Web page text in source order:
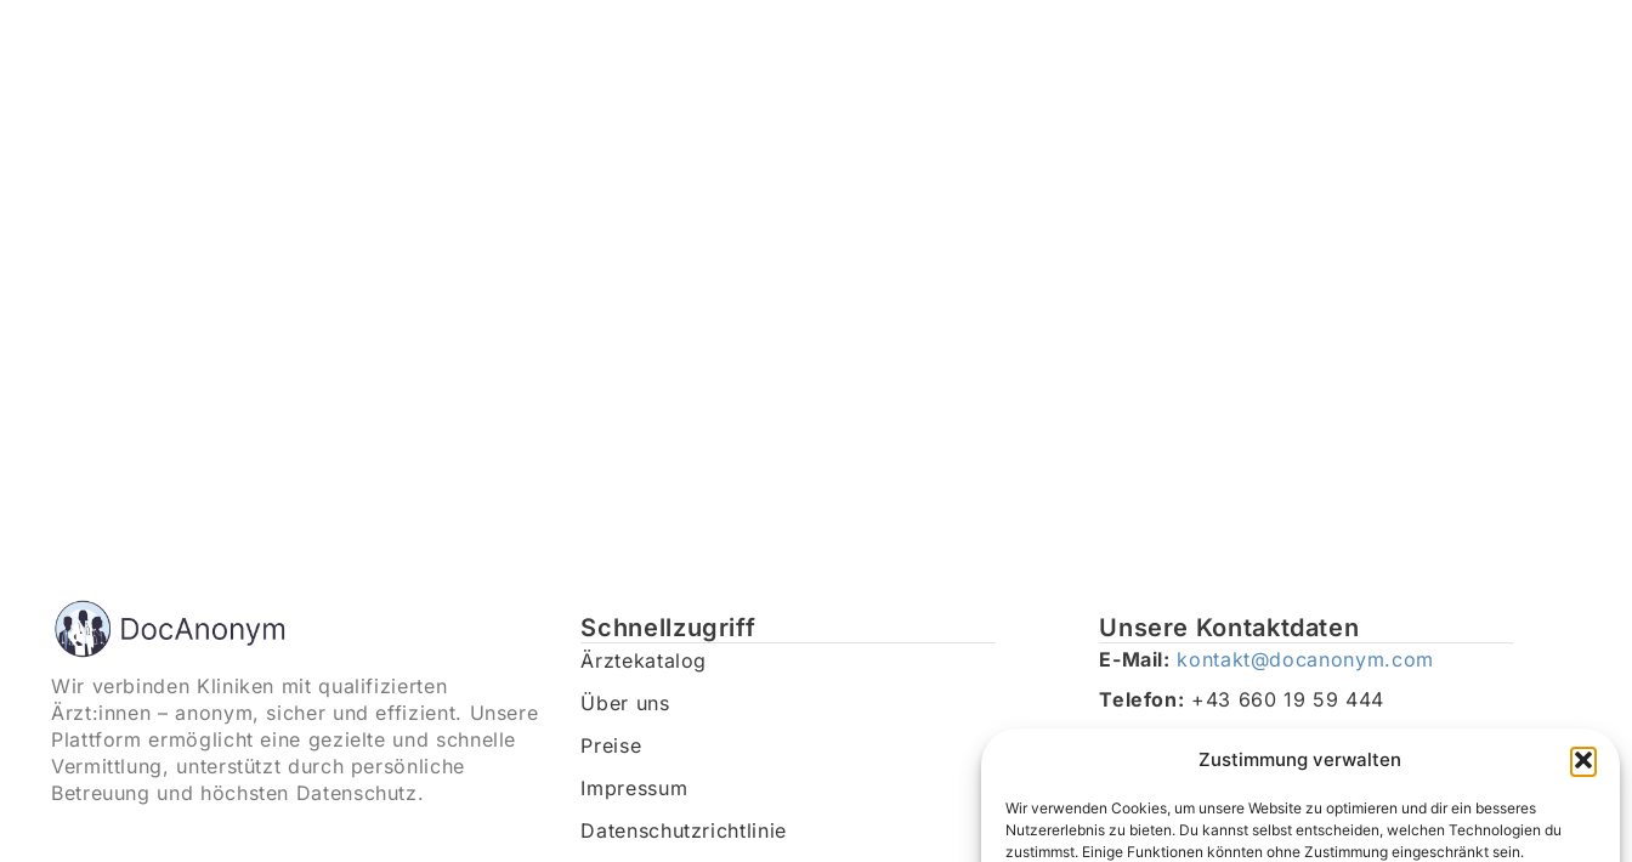
Zustimmung verwalten
Wir verwenden Cookies, um unsere Website zu optimieren und dir ein besseres
Nutzererlebnis zu bieten. Du kannst selbst entscheiden, welchen Technologien du
zustimmst. Einige Funktionen könnten ohne Zustimmung eingeschränkt sein.
Wir verbinden Kliniken mit qualifizierten
Ärzt:innen – anonym, sicher und effizient. Unsere
Plattform ermöglicht eine gezielte und schnelle
Vermittlung, unterstützt durch persönliche
Betreuung und höchsten Datenschutz.
Schnellzugriff
Ärztekatalog
Über uns
Preise
Impressum
Datenschutzrichtlinie
Unsere Kontaktdaten
E-Mail: kontakt@docanonym.com
Telefon: +43 660 19 59 444
Traunsee, Österreich